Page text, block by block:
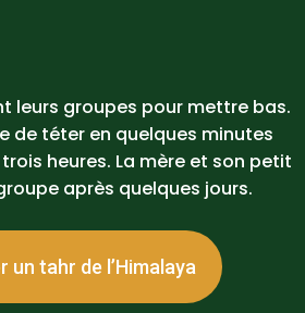
leurs groupes pour mettre bas.
de téter en quelques minutes
heures. La mère et son petit
après quelques jours.
un tahr de l’Himalaya